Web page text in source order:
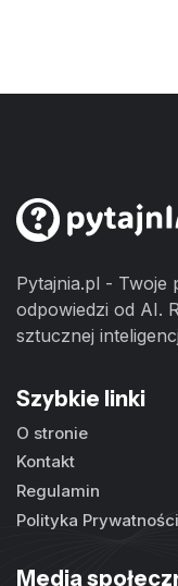
Pytajnia.pl - Twoje
odpowiedzi od AI.
sztucznej
Szybkie linki
O stronie
Kontakt
Regulamin
Polityka Prywatności
Media